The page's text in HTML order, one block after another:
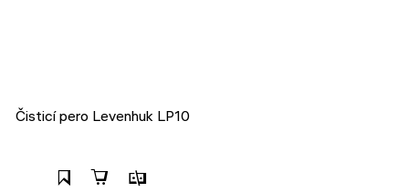
Čisticí pero Levenhuk LP10